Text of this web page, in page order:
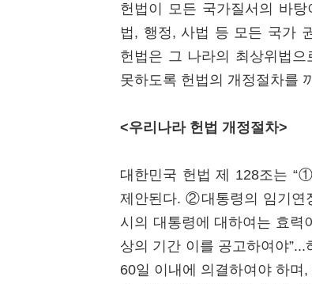
헌법이 모든 국가질서의 바
법, 행정, 사법 등 모든 국가
헌법은 그 나라의 최상위법
못하도록 헌법의 개정절차를
<우리나라 헌법 개정절차>
대한민국 헌법 제 128조는
제안된다. ②대통령의 임기연
시의 대통령에 대하여는 효력
상의 기간 이를 공고하여야
60일 이내에 의결하여야 하며